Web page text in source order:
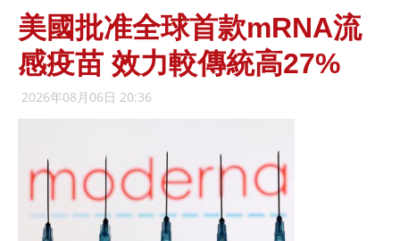
美國批准全球首款mRNA流
感疫苗 效力較傳統高27%
2026年08月06日 20:36